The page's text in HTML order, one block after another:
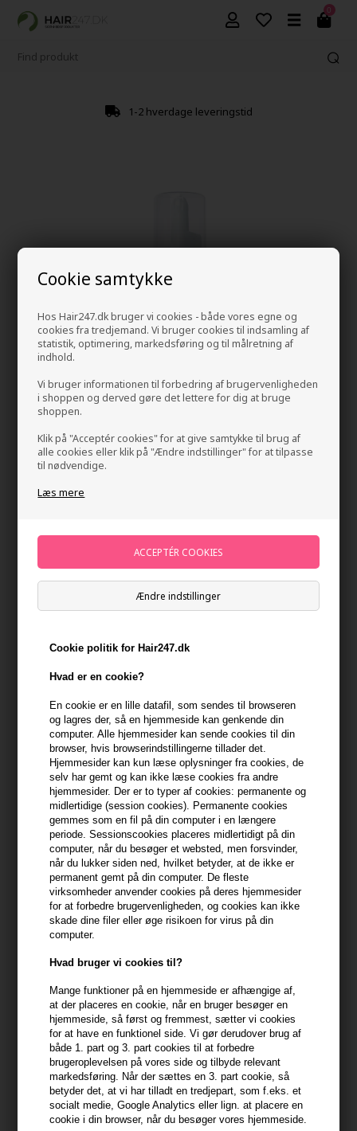
Cookie samtykke
Hos Hair247.dk bruger vi cookies - både vores egne og
cookies fra tredjemand. Vi bruger cookies til indsamling af
statistik, optimering, markedsføring og til målretning af
indhold.
Vi bruger informationen til forbedring af brugervenligheden
i shoppen og derved gøre det lettere for dig at bruge
shoppen.
Klik på "Acceptér cookies" for at give samtykke til brug af
alle cookies eller klik på "Ændre indstillinger" for at tilpasse
til nødvendige.
Læs mere
Ændre indstillinger
Cookie politik for Hair247.dk
Hvad er en cookie?
En cookie er en lille datafil, som sendes til browseren
og lagres der, så en hjemmeside kan genkende din
computer. Alle hjemmesider kan sende cookies til din
browser, hvis browserindstillingerne tillader det.
Hjemmesider kan kun læse oplysninger fra cookies, de
selv har gemt og kan ikke læse cookies fra andre
hjemmesider. Der er to typer af cookies: permanente og
midlertidige (session cookies). Permanente cookies
gemmes som en fil på din computer i en længere
periode. Sessionscookies placeres midlertidigt på din
computer, når du besøger et websted, men forsvinder,
når du lukker siden ned, hvilket betyder, at de ikke er
permanent gemt på din computer. De fleste
virksomheder anvender cookies på deres hjemmesider
for at forbedre brugervenligheden, og cookies kan ikke
skade dine filer eller øge risikoen for virus på din
computer.
Hvad bruger vi cookies til?
Mange funktioner på en hjemmeside er afhængige af,
at der placeres en cookie, når en bruger besøger en
hjemmeside, så først og fremmest, sætter vi cookies
for at have en funktionel side. Vi gør derudover brug af
både 1. part og 3. part cookies til at forbedre
brugeroplevelsen på vores side og tilbyde relevant
markedsføring. Når der sættes en 3. part cookie, så
betyder det, at vi har tilladt en tredjepart, som f.eks. et
socialt medie, Google Analytics eller lign. at placere en
cookie i din browser, når du besøger vores hjemmeside.
0
1-2 hverdage leveringstid
139,00DKK
På lager - Leveringstid 1-2 dage
Du får 7 DKK til dit næste køb når du køber denne vare -
min konto
399,10 DKK FRA GRATIS FRAGT 399.1 DKK
Beskrivelse Anmeldelser Fabrikant
Milk_shake Colour Whipped Cream Intense Grey er en Leave-in
conditioner på skum form.
Egenskaber
Milk_shake Colour Whipped Cream Intense Grey bevarer farvens
- Fedter ikke håret
- Indeholder: Integritet 41® - hyaluronsyre og anti-aging til tørt
- Let og lækker skum som giver blødhed og håndterbarhed til tørt
og porøst hår
- Opretholder hårets optimale fugtbalance
- Gør håret skinnende og sundt
- Beskytter hårfarven
- Opfrisk din hår farve